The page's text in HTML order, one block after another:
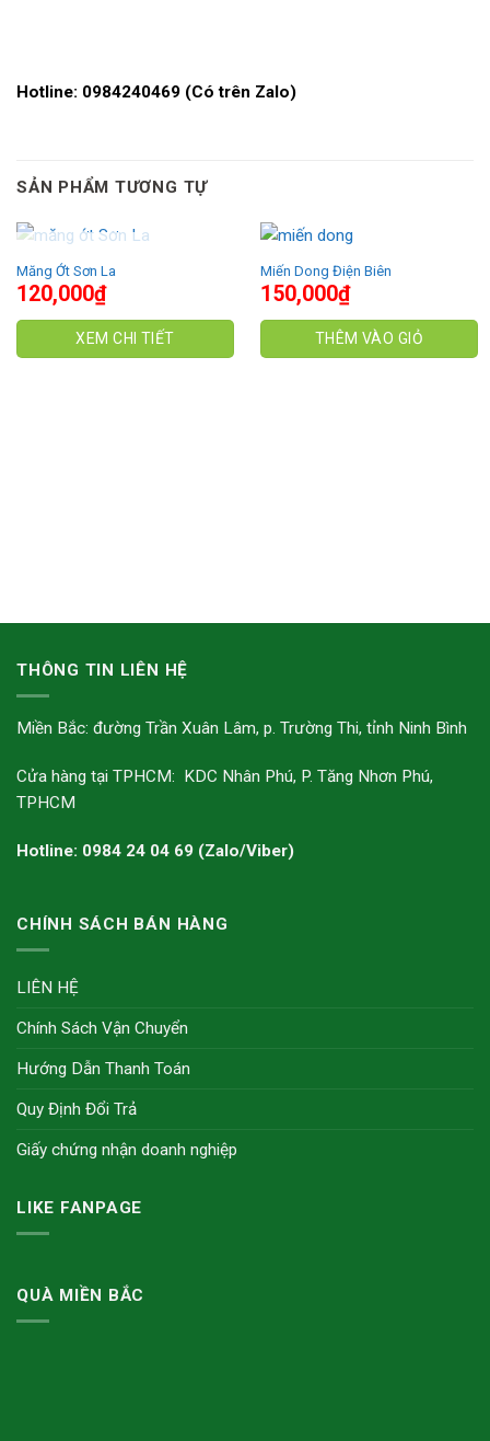
Hotline: 0984240469 (Có trên Zalo)
SẢN PHẨM TƯƠNG TỰ
HẾT HÀNG
Măng Ớt Sơn La
120,000₫
XEM CHI TIẾT
Miến Dong Điện Biên
150,000₫
THÊM VÀO GIỎ
THÔNG TIN LIÊN HỆ
Miền Bắc: đường Trần Xuân Lâm, p. Trường Thi, tỉnh Ninh Bình
Cửa hàng tại TPHCM: KDC Nhân Phú, P. Tăng Nhơn Phú,
TPHCM
Hotline: 0984 24 04 69 (Zalo/Viber)
CHÍNH SÁCH BÁN HÀNG
LIÊN HỆ
Chính Sách Vận Chuyển
Hướng Dẫn Thanh Toán
Quy Định Đổi Trả
Giấy chứng nhận doanh nghiệp
LIKE FANPAGE
QUÀ MIỀN BẮC